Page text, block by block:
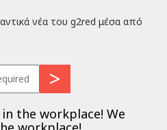
νέα του g2red μέσα από
the workplace! We